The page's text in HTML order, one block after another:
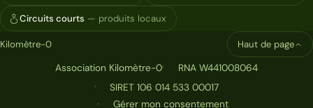
Circuits courts — produits locaux
Kilomètre-0
Association Kilomètre-0
RNA W441008064
SIRET 106 014 533 00017
Gérer mon consentement
Haut de page